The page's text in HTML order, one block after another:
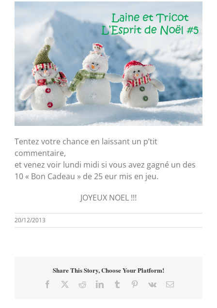
Tentez votre chance en laissant un p’tit
commentaire,
et venez voir lundi midi si vous avez gagné un des
10 « Bon Cadeau » de 25 eur mis en jeu.
JOYEUX NOEL !!!
20/12/2013
Share This Story, Choose Your Platform!
Facebook RedditLinkedInTumblr Pinterest
Vk Email